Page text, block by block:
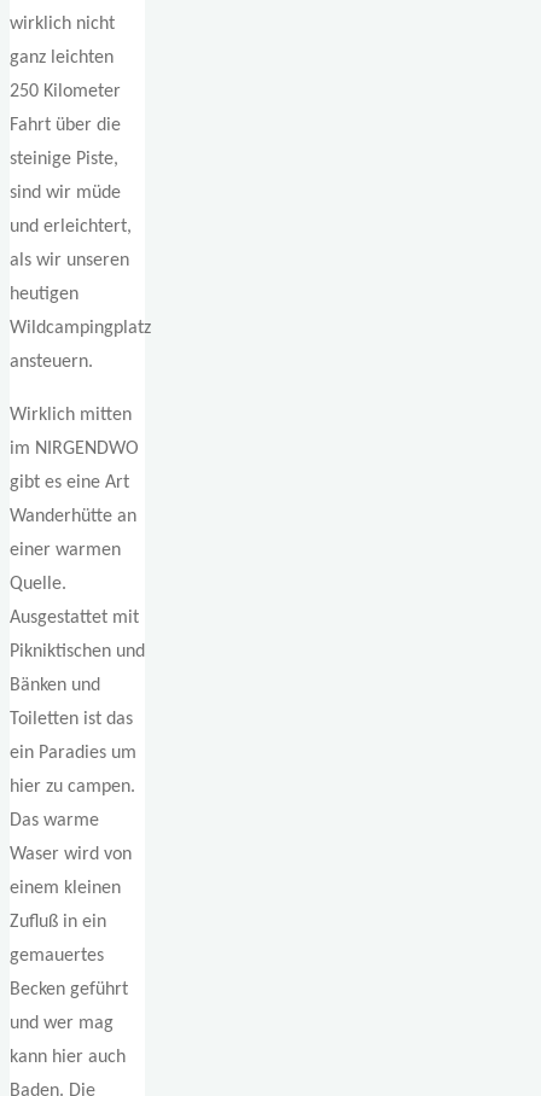
wirklich nicht
ganz leichten
250 Kilometer
Fahrt über die
steinige Piste,
sind wir müde
und erleichtert,
als wir unseren
heutigen
Wildcampingplatz
ansteuern.
Wirklich mitten
im NIRGENDWO
gibt es eine Art
Wanderhütte an
einer warmen
Quelle.
Ausgestattet mit
Pikniktischen und
Bänken und
Toiletten ist das
ein Paradies um
hier zu campen.
Das warme
Waser wird von
einem kleinen
Zufluß in ein
gemauertes
Becken geführt
und wer mag
kann hier auch
Baden. Die